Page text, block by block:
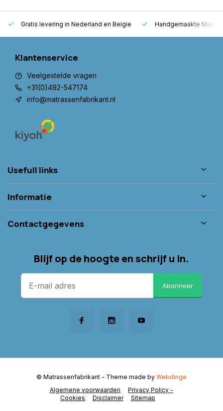
Gratis levering in Nederland en Belgie Handgemaakte
Klantenservice
Veelgestelde vragen
+31(0)492-547174
info@matrassenfabrikant.nl
Usefull links
Informatie
Contactgegevens
Blijf op de hoogte en schrijf u in.
Abonneer
Algemene voorwaarden
Privacy Policy -
Cookies
Disclaimer Sitemap
© Matrassenfabrikant - Theme made by Webdinge